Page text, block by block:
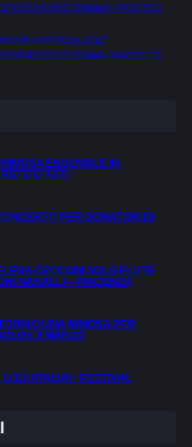
story.php?
ENSEMBLE IN
D’ASTI
PER DONATORI DI
CECCONI SOLO FLUTE
NASALLI – PIACENZA
UNA MIMOSA PER
L’8 MARZO
LODI (ITALIA) · FESTIVAL